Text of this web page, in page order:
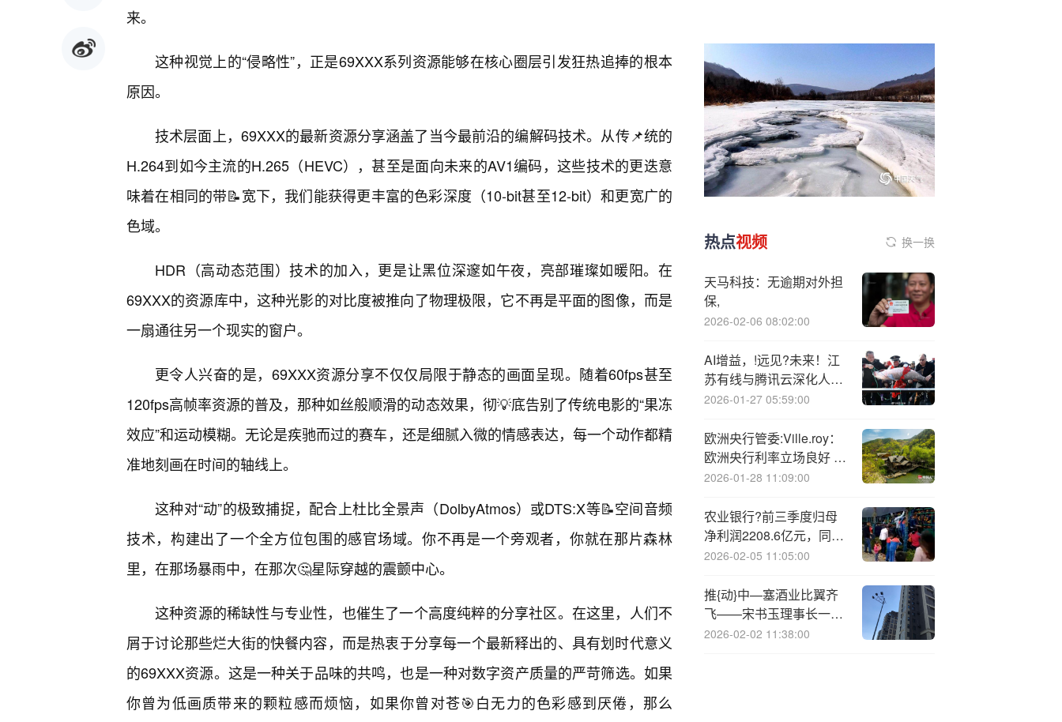
来。
这种视觉上的“侵略性”，正是69XXX系列资源能够在核心圈层引发狂热追捧的根本
原因。
技术层面上，69XXX的最新资源分享涵盖了当今最前沿的编解码技术。从传📌统的
H.264到如今主流的H.265（HEVC），甚至是面向未来的AV1编码，这些技术的更迭意
味着在相同的带📝宽下，我们能获得更丰富的色彩深度（10-bit甚至12-bit）和更宽广的
色域。
HDR（高动态范围）技术的加入，更是让黑位深邃如午夜，亮部璀璨如暖阳。在
69XXX的资源库中，这种光影的对比度被推向了物理极限，它不再是平面的图像，而是
一扇通往另一个现实的窗户。
更令人兴奋的是，69XXX资源分享不仅仅局限于静态的画面呈现。随着60fps甚至
120fps高帧率资源的普及，那种如丝般顺滑的动态效果，彻💡底告别了传统电影的“果冻
效应”和运动模糊。无论是疾驰而过的赛车，还是细腻入微的情感表达，每一个动作都精
准地刻画在时间的轴线上。
这种对“动”的极致捕捉，配合上杜比全景声（DolbyAtmos）或DTS:X等📝空间音频
技术，构建出了一个全方位包围的感官场域。你不再是一个旁观者，你就在那片森林
里，在那场暴雨中，在那次🤔星际穿越的震颤中心。
这种资源的稀缺性与专业性，也催生了一个高度纯粹的分享社区。在这里，人们不
屑于讨论那些烂大街的快餐内容，而是热衷于分享每一个最新释出的、具有划时代意义
的69XXX资源。这是一种关于品味的共鸣，也是一种对数字资产质量的严苛筛选。如果
你曾为低画质带来的颗粒感而烦恼，如果你曾对苍🎯白无力的色彩感到厌倦，那么
热点视频 换一换
天马科技：无逾期对外担
保,
2026-02-06 08:02:00
AI增益，!远见?未来！江
苏有线与腾讯云深化人工
智能合作
2026-01-27 05:59:00
欧洲央行管委:Ville.roy：
欧洲央行利率立场良好 但
并非一成不变
2026-01-28 11:09:00
农业银行?前三季度归母
净利润2208.6亿元，同比
增长3%
2026-02-05 11:05:00
推{动}中—塞酒业比翼齐
飞——宋书玉理事长一行
在塞尔维亚考察调研
2026-02-02 11:38:00